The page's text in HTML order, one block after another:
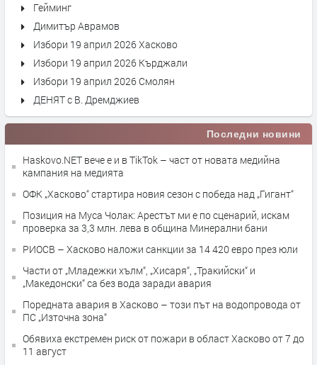
Гейминг
Димитър Аврамов
Избори 19 април 2026 Хасково
Избори 19 април 2026 Кърджали
Избори 19 април 2026 Смолян
ДЕНЯТ с В. Дремджиев
Последни новини
Haskovo.NET вече е и в TikTok – част от новата медийна
кампания на медията
ОФК „Хасково“ стартира новия сезон с победа над „Гигант“
Позиция на Муса Чолак: Арестът ми е по сценарий, искам
проверка за 3,3 млн. лева в община Минерални бани
РИОСВ – Хасково наложи санкции за 14 420 евро през юли
Части от „Младежки хълм“, „Хисаря“, „Тракийски“ и
„Македонски“ са без вода заради авария
Поредната авария в Хасково – този път на водопровода от
ПС „Източна зона“
Обявиха екстремен риск от пожари в област Хасково от 7 до
11 август